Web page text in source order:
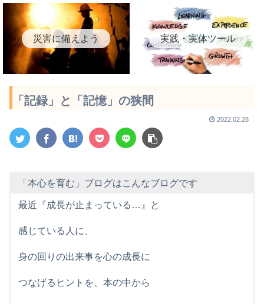
災害に備えよう 実践・実体ツール
「記録」と「記憶」の狭間
2022.02.28
「本心を育む」ブログはこんなブログです
最近『成長が止まっている…』と
感じている人に、
身の回りの出来事を心の成長に
つなげるヒントを、本の中から